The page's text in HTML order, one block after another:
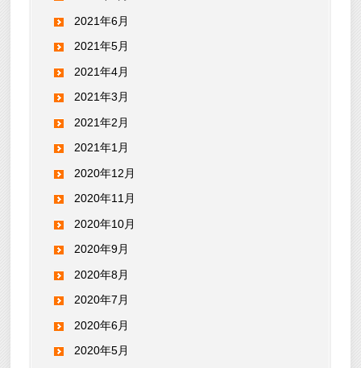
2021年6月
2021年5月
2021年4月
2021年3月
2021年2月
2021年1月
2020年12月
2020年11月
2020年10月
2020年9月
2020年8月
2020年7月
2020年6月
2020年5月